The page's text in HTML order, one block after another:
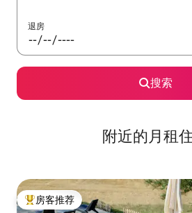
退房
搜索
附近的月租
热门「房客推荐」
房客推荐